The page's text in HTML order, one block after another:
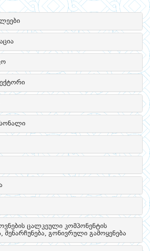
ცალკეული კომპონენტის
შენარჩუნება, გონივრული გამოყენება